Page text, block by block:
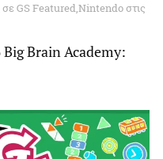
σε GS FeaturedNintendoστις
Big Brain Academy: